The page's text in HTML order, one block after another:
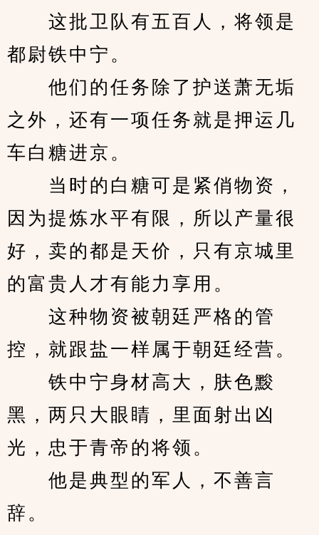
这批卫队有五百人，将领是
都尉铁中宁。
他们的任务除了护送萧无垢
之外，还有一项任务就是押运几
车白糖进京。
当时的白糖可是紧俏物资，
因为提炼水平有限，所以产量很
好，卖的都是天价，只有京城里
的富贵人才有能力享用。
这种物资被朝廷严格的管
控，就跟盐一样属于朝廷经营。
铁中宁身材高大，肤色黢
黑，两只大眼睛，里面射出凶
光，忠于青帝的将领。
他是典型的军人，不善言
辞。